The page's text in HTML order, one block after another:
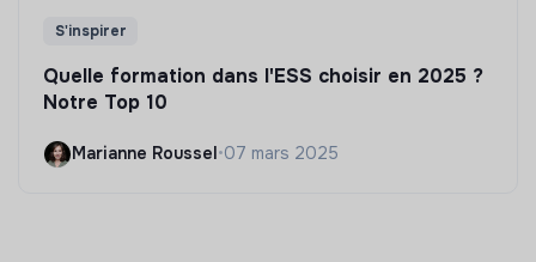
S'inspirer
Quelle formation dans l'ESS choisir en 2025 ?
Notre Top 10
Marianne Roussel •07 mars 2025